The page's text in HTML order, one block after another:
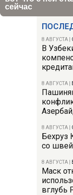
8 АВГУСТА
В
8 АВГУСТА
8 АВГУСТА
Бехруз
со
8 АВГУСТА
Маск
вглубь